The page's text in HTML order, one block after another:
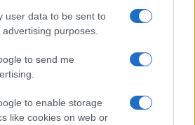
user data to be sent to
purposes.
to send me
to enable storage
like cookies on web or
$1,914.27